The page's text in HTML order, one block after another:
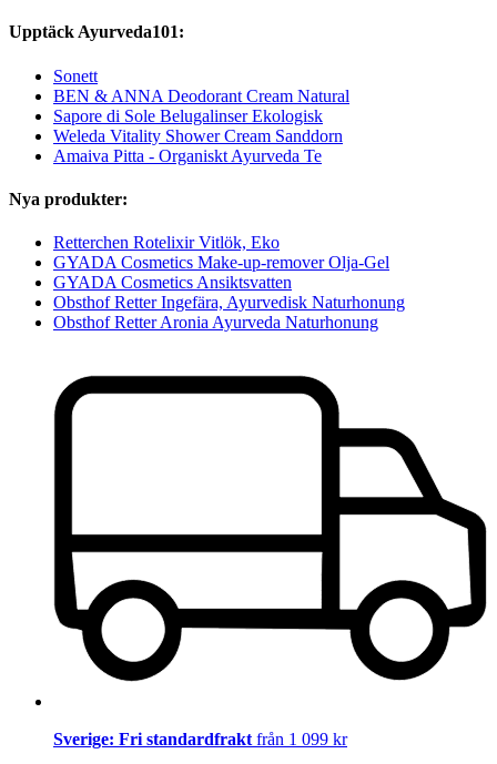
Upptäck Ayurveda101:
Sonett
BEN & ANNA Deodorant Cream Natural
Sapore di Sole Belugalinser Ekologisk
Weleda Vitality Shower Cream Sanddorn
Amaiva Pitta - Organiskt Ayurveda Te
Nya produkter:
Retterchen Rotelixir Vitlök, Eko
GYADA Cosmetics Make-up-remover Olja-Gel
GYADA Cosmetics Ansiktsvatten
Obsthof Retter Ingefära, Ayurvedisk Naturhonung
Obsthof Retter Aronia Ayurveda Naturhonung
Sverige: Fri standardfrakt från 1 099 kr